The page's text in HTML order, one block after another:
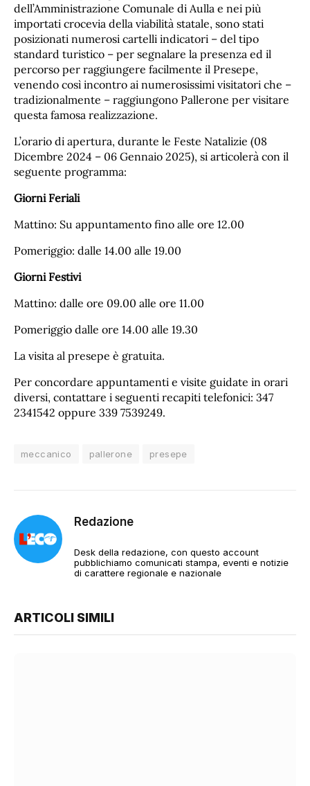
dell’Amministrazione Comunale di Aulla e nei più
importati crocevia della viabilità statale, sono stati
posizionati numerosi cartelli indicatori – del tipo
standard turistico – per segnalare la presenza ed il
percorso per raggiungere facilmente il Presepe,
venendo così incontro ai numerosissimi visitatori che –
tradizionalmente – raggiungono Pallerone per visitare
questa famosa realizzazione.
L’orario di apertura, durante le Feste Natalizie (08
Dicembre 2024 – 06 Gennaio 2025), si articolerà con il
seguente programma:
Giorni Feriali
Mattino: Su appuntamento fino alle ore 12.00
Pomeriggio: dalle 14.00 alle 19.00
Giorni Festivi
Mattino: dalle ore 09.00 alle ore 11.00
Pomeriggio dalle ore 14.00 alle 19.30
La visita al presepe è gratuita.
Per concordare appuntamenti e visite guidate in orari
diversi, contattare i seguenti recapiti telefonici: 347
2341542 oppure 339 7539249.
meccanico pallerone presepe
Redazione
Desk della redazione, con questo account
pubblichiamo comunicati stampa, eventi e notizie
di carattere regionale e nazionale
ARTICOLI SIMILI